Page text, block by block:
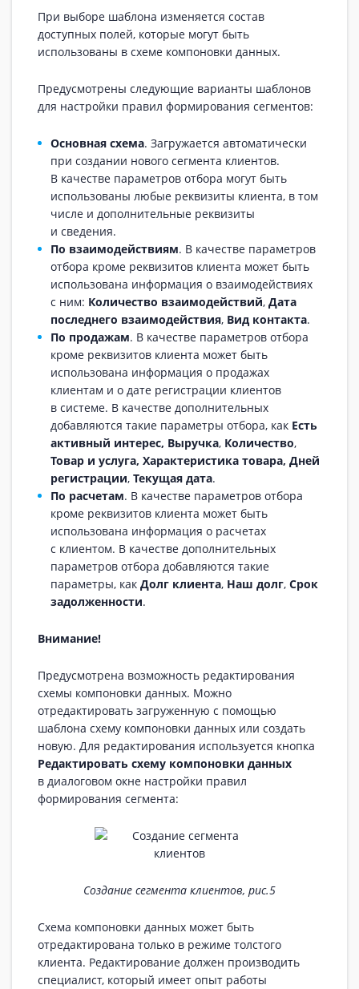
При выборе шаблона изменяется состав
доступных полей, которые могут быть
использованы в схеме компоновки данных.
Предусмотрены следующие варианты шаблонов
для настройки правил формирования сегментов:
Основная схема. Загружается автоматически
при создании нового сегмента клиентов.
В качестве параметров отбора могут быть
использованы любые реквизиты клиента, в том
числе и дополнительные реквизиты
и сведения.
По взаимодействиям. В качестве параметров
отбора кроме реквизитов клиента может быть
использована информация о взаимодействиях
с ним: Количество взаимодействий, Дата
последнего взаимодействия, Вид контакта.
По продажам. В качестве параметров отбора
кроме реквизитов клиента может быть
использована информация о продажах
клиентам и о дате регистрации клиентов
в системе. В качестве дополнительных
добавляются такие параметры отбора, как Есть
активный интерес, Выручка, Количество,
Товар и услуга, Характеристика товара, Дней
регистрации, Текущая дата.
По расчетам. В качестве параметров отбора
кроме реквизитов клиента может быть
использована информация о расчетах
с клиентом. В качестве дополнительных
параметров отбора добавляются такие
параметры, как Долг клиента, Наш долг, Срок
задолженности.
Внимание!
Предусмотрена возможность редактирования
схемы компоновки данных. Можно
отредактировать загруженную с помощью
шаблона схему компоновки данных или создать
новую. Для редактирования используется кнопка
Редактировать схему компоновки данных
в диалоговом окне настройки правил
формирования сегмента:
Создание сегмента клиентов, рис.5
Схема компоновки данных может быть
отредактирована только в режиме толстого
клиента. Редактирование должен производить
специалист, который имеет опыт работы